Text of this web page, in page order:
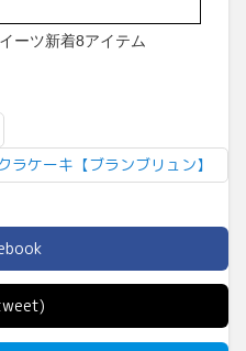
ーツ新着8アイテム
ラケーキ【ブランブリュン】